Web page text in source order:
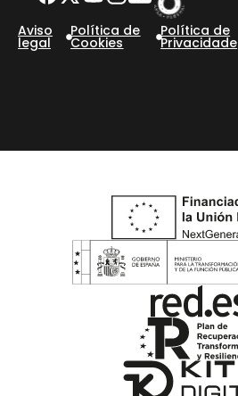
Aviso
legal
Política de
Cookies
Política de
Privacidade